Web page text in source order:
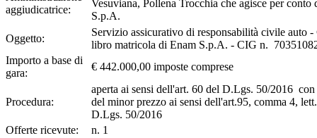
aggiudicatrice:
Vesuviana, Pollena Trocchia che agisce per conto
S.p.A.
Oggetto:
Servizio assicurativo di responsabilità civile auto
libro matricola di Enam S.p.A. - CIG n.
Importo a base di
gara:
€ 442.000,00 imposte comprese
Procedura:
aperta ai sensi dell'art. 60 del D.Lgs. 50/2016
del minor prezzo ai sensi dell'art.95, comma 4,
D.Lgs. 50/2016
Offerte ricevute:
n. 1